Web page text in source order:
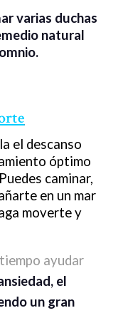
varias duchas
natural
el descanso
óptimo
caminar,
en un mar
moverte y
ayudar
el
un gran